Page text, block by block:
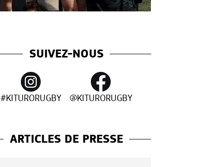
SUIVEZ-NOUS
#KITURORUGBY @KITURORUGBY
ARTICLES DE PRESSE